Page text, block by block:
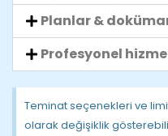
Planlar &
Profesyonel
Teminat seçenekleri ve
olarak değişiklik